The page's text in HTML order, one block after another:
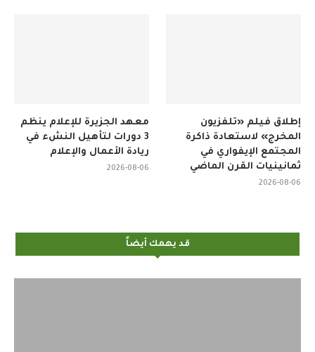
معهد الجزيرة للإعلام ينظم
3 دورات لتأهيل النشء في
ريادة الأعمال والإعلام
2026-08-06
إطلاق فيلم «تلفزيون
المخرج» لاستعادة ذاكرة
المجتمع الإيفواري في
ثمانينيات القرن الماضي
2026-08-06
قد يهمك أيضاً